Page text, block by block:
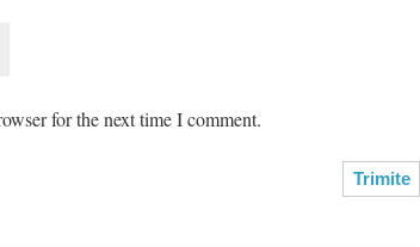
for the next time I comment.